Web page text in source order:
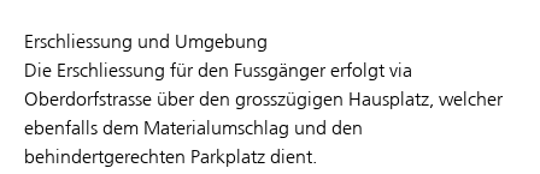
Erschliessung und Umgebung
Die Erschliessung für den Fussgänger erfolgt via
Oberdorfstrasse über den grosszügigen Hausplatz, welcher
ebenfalls dem Materialumschlag und den
behindertgerechten Parkplatz dient.